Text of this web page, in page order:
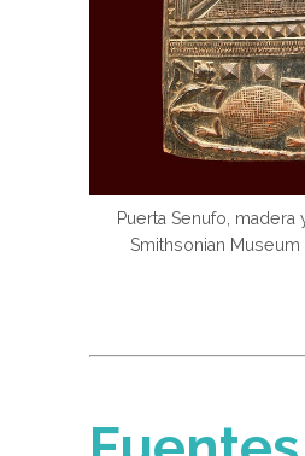
Puerta Senufo, madera
Smithsonian Museum